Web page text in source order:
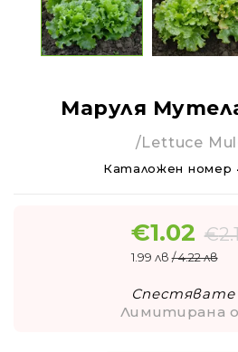
Маруля
/Lettuce
Каталожен номер
€1.02 €
1.99 лв / 4.22 лв
Лимитирана